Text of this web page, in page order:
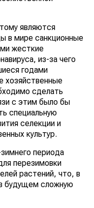
являются
в мире санкционные
жесткие
из-за чего
годами
хозяйственные
сделать
с этим было бы
специальную
селекции и
культур.
периода
перезимовки
растений, что, в
будущем сложную